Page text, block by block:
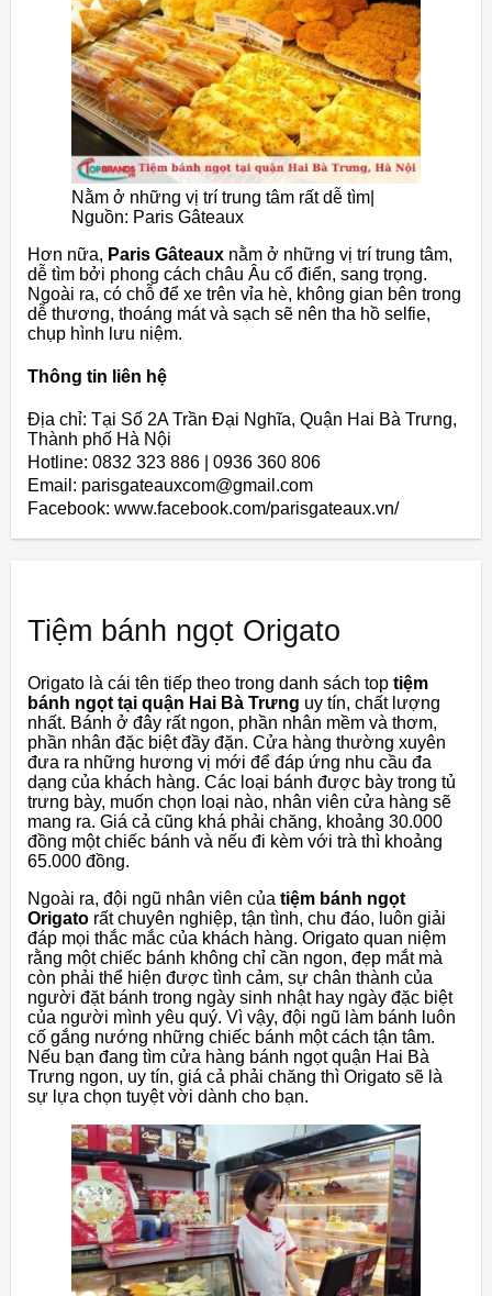
Nằm ở những vị trí trung tâm rất dễ tìm|
Nguồn: Paris Gâteaux
Hơn nữa, Paris Gâteaux nằm ở những vị trí trung tâm,
dễ tìm bởi phong cách châu Âu cổ điển, sang trọng.
Ngoài ra, có chỗ để xe trên vỉa hè, không gian bên trong
dễ thương, thoáng mát và sạch sẽ nên tha hồ selfie,
chụp hình lưu niệm.
Thông tin liên hệ
Địa chỉ: Tại Số 2A Trần Đại Nghĩa, Quận Hai Bà Trưng,
Thành phố Hà Nội
Hotline: 0832 323 886 | 0936 360 806
Email: parisgateauxcom@gmail.com
Facebook: www.facebook.com/parisgateaux.vn/
Tiệm bánh ngọt Origato
Origato là cái tên tiếp theo trong danh sách top tiệm
bánh ngọt tại quận Hai Bà Trưng uy tín, chất lượng
nhất. Bánh ở đây rất ngon, phần nhân mềm và thơm,
phần nhân đặc biệt đầy đặn. Cửa hàng thường xuyên
đưa ra những hương vị mới để đáp ứng nhu cầu đa
dạng của khách hàng. Các loại bánh được bày trong tủ
trưng bày, muốn chọn loại nào, nhân viên cửa hàng sẽ
mang ra. Giá cả cũng khá phải chăng, khoảng 30.000
đồng một chiếc bánh và nếu đi kèm với trà thì khoảng
65.000 đồng.
Ngoài ra, đội ngũ nhân viên của tiệm bánh ngọt
Origato rất chuyên nghiệp, tận tình, chu đáo, luôn giải
đáp mọi thắc mắc của khách hàng. Origato quan niệm
rằng một chiếc bánh không chỉ cần ngon, đẹp mắt mà
còn phải thể hiện được tình cảm, sự chân thành của
người đặt bánh trong ngày sinh nhật hay ngày đặc biệt
của người mình yêu quý. Vì vậy, đội ngũ làm bánh luôn
cố gắng nướng những chiếc bánh một cách tận tâm.
Nếu bạn đang tìm cửa hàng bánh ngọt quận Hai Bà
Trưng ngon, uy tín, giá cả phải chăng thì Origato sẽ là
sự lựa chọn tuyệt vời dành cho bạn.